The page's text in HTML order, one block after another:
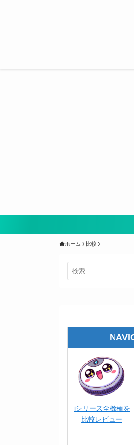
ホーム 比較
iシリーズ全機種を
比較レビュー